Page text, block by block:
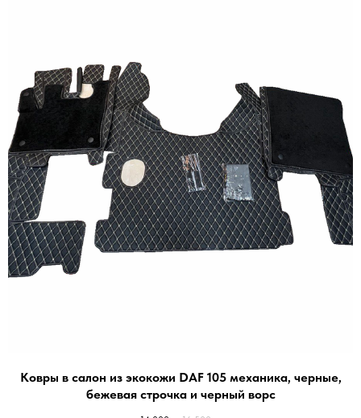
Ковры в салон из экокожи DAF 105 механика, черные,
бежевая строчка и черный ворc